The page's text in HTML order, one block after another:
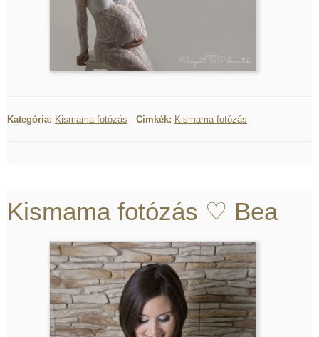
Kategória: Kismama fotózás Cimkék: Kismama fotózás
Kismama fotózás ♡ Bea